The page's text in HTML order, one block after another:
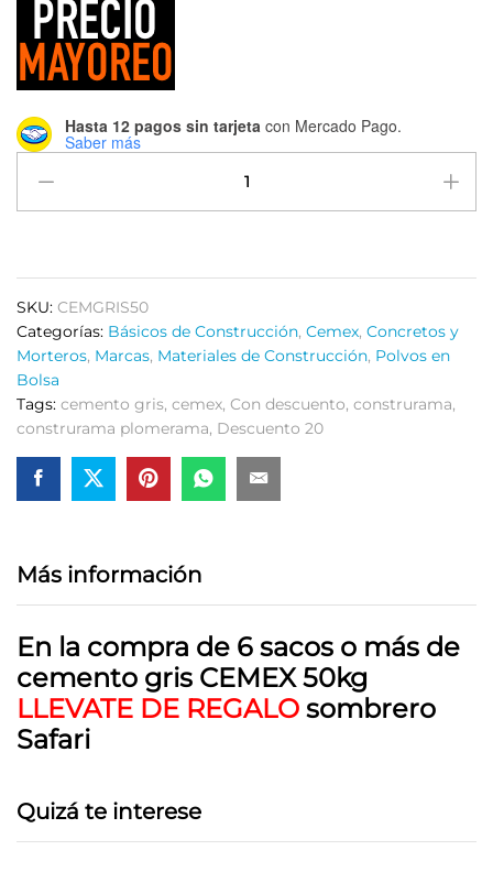
Hasta 12 pagos sin tarjeta con Mercado Pago.
Saber más
Gris
Bulto
Envío
Local
Mty
quantity
SKU: CEMGRIS50
Categorías: Básicos de Construcción, Cemex, Concretos y
Morteros, Marcas, Materiales de Construcción, Polvos en
Bolsa
Tags: cemento gris, cemex, Con descuento, construrama,
construrama plomerama, Descuento 20
Más información
En la compra de 6 sacos o más de
cemento gris CEMEX 50kg
LLEVATE DE REGALO sombrero
Safari
Quizá te interese